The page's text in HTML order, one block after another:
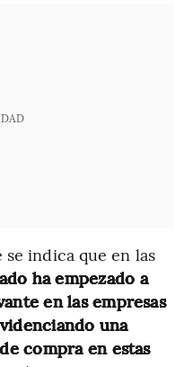
indica que en las
ha empezado a
en las empresas
una
compra en estas